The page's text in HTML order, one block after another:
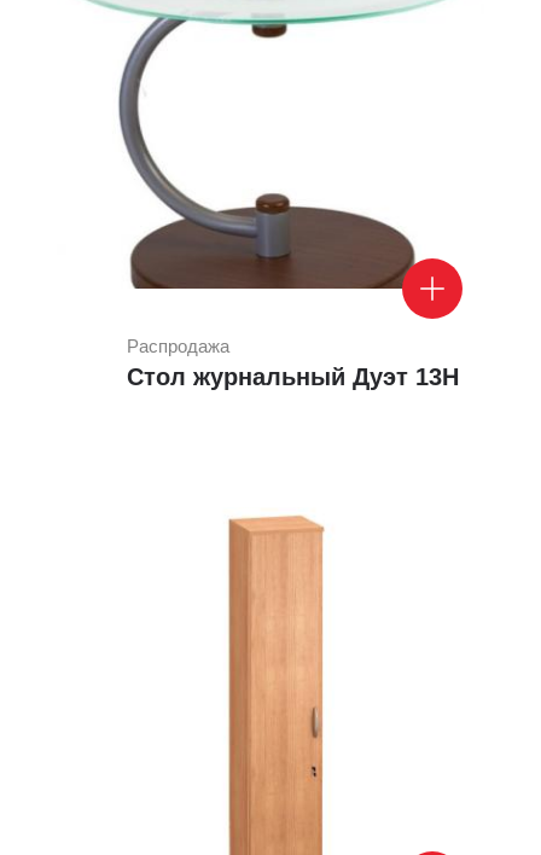
Распродажа
Стол журнальный Дуэт 13Н